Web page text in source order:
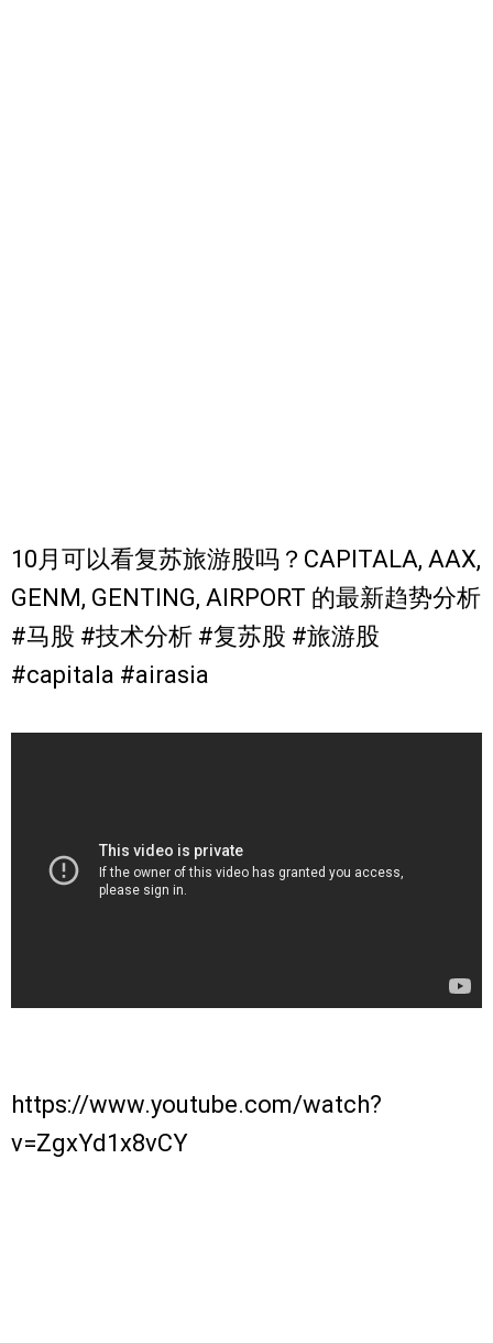
10月可以看复苏旅游股吗？CAPITALA, AAX,
GENM, GENTING, AIRPORT 的最新趋势分析
#马股 #技术分析 #复苏股 #旅游股
#capitala #airasia
https://www.youtube.com/watch?
v=ZgxYd1x8vCY